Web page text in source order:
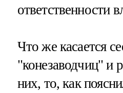
ответственности
Что же касается
"конезаводчиц" и
них, то, как